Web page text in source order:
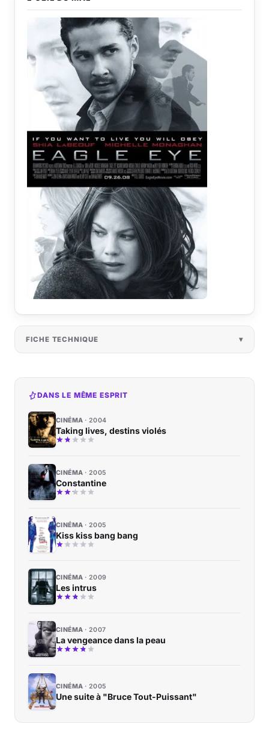
FICHE TECHNIQUE
DANS LE MÊME ESPRIT
CINÉMA 2004
Taking lives, destins violés
CINÉMA 2005
Constantine
CINÉMA 2005
Kiss kiss bang bang
CINÉMA 2009
Les intrus
CINÉMA 2007
La vengeance dans la peau
CINÉMA 2005
Une suite à "Bruce Tout-Puissant"